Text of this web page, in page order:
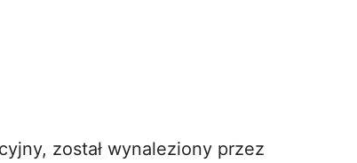
został wynaleziony przez